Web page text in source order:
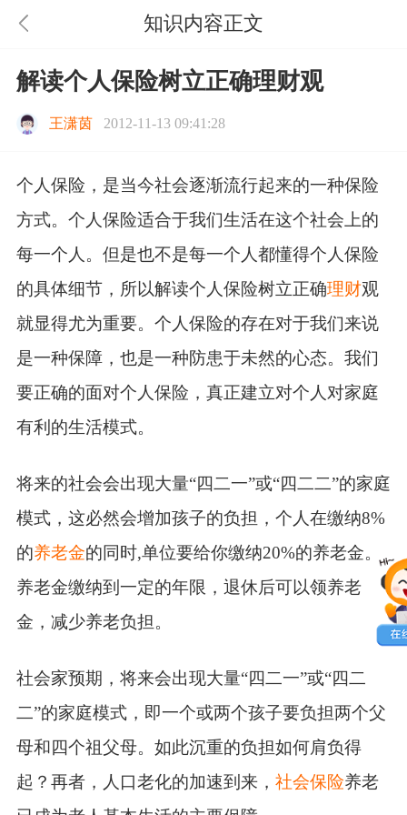
知识内容正文
解读个人保险树立正确理财观
王潇茵 2012-11-13 09:41:28
个人保险，是当今社会逐渐流行起来的一种保险
方式。个人保险适合于我们生活在这个社会上的
每一个人。但是也不是每一个人都懂得个人保险
的具体细节，所以解读个人保险树立正确理财观
就显得尤为重要。个人保险的存在对于我们来说
是一种保障，也是一种防患于未然的心态。我们
要正确的面对个人保险，真正建立对个人对家庭
有利的生活模式。
将来的社会会出现大量“四二一”或“四二二”的家庭
模式，这必然会增加孩子的负担，个人在缴纳8%
的养老金的同时,单位要给你缴纳20%的养老金。
养老金缴纳到一定的年限，退休后可以领养老
金，减少养老负担。
社会家预期，将来会出现大量“四二一”或“四二
二”的家庭模式，即一个或两个孩子要负担两个父
母和四个祖父母。如此沉重的负担如何肩负得
起？再者，人口老化的加速到来， 社会保险养老